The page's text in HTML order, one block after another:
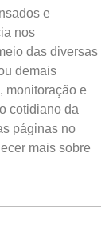
e
nos
das diversas
demais
monitoração e
cotidiano da
páginas no
mais sobre